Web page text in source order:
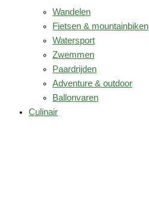
Wandelen
Fietsen & mountainbiken
Watersport
Zwemmen
Paardrijden
Adventure & outdoor
Ballonvaren
Culinair